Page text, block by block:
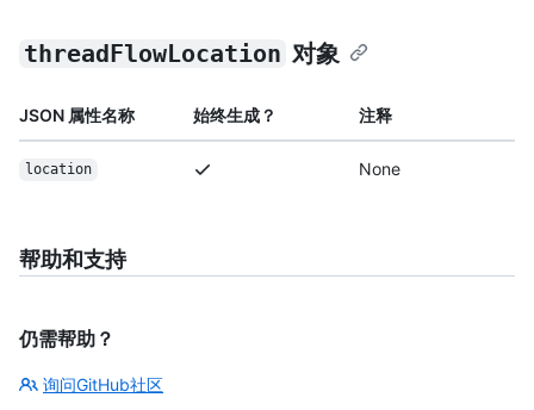
threadFlowLocation 对象
JSON 属性名称 始终生成？ 注释
location None
帮助和支持
仍需帮助？
询问GitHub社区